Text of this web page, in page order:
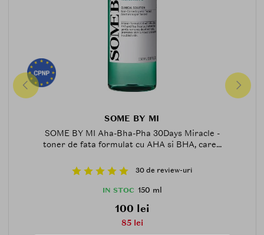
SOME BY MI
SOME BY MI Aha-Bha-Pha 30Days Miracle -
toner de fata formulat cu AHA si BHA, care...
30 de review-uri
IN STOC 150 ml
100 lei
85 lei